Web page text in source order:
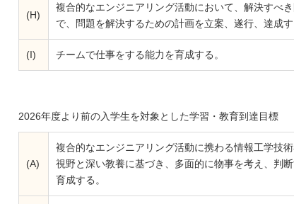
(H)
複合的なエンジニアリング活動において、解決すべ
で、問題を解決するための計画を立案、遂行、達成す
(I) チームで仕事をする能力を育成する。
2026年度より前の入学生を対象とした学習・教育到達目標
(A)
複合的なエンジニアリング活動に携わる情報工学技
視野と深い教養に基づき、多面的に物事を考え、判
育成する。